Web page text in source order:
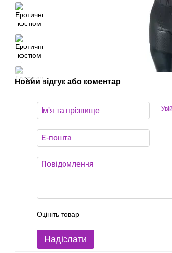
Новий відгук або коментар
Оцініть товар
Надіслати